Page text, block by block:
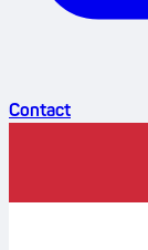
Contact